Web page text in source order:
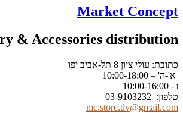
Market Concept
& Accessories distribution
כתובת: עולי ציון 8 תל-אביב יפו
א'-ה' – 10:00-18:00
ו'- 10:00-16:00
טלפון: 03-9103232
mc.store.tlv@gmail.com